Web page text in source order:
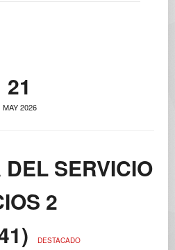
21
MAY 2026
SERVICIO
2
DESTACADO